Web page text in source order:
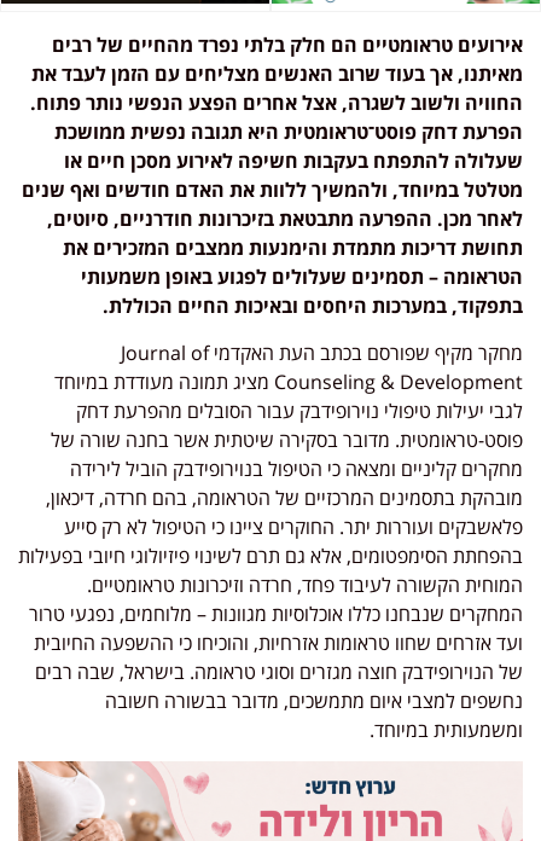
אירועים טראומטיים הם חלק בלתי נפרד מהחיים של רבים
מאיתנו, אך בעוד שרוב האנשים מצליחים עם הזמן לעבד את
החוויה ולשוב לשגרה, אצל אחרים הפצע הנפשי נותר פתוח.
הפרעת דחק פוסט־טראומטית היא תגובה נפשית ממושכת
שעלולה להתפתח בעקבות חשיפה לאירוע מסכן חיים או
מטלטל במיוחד, ולהמשיך ללוות את האדם חודשים ואף שנים
לאחר מכן. ההפרעה מתבטאת בזיכרונות חודרניים, סיוטים,
תחושת דריכות מתמדת והימנעות ממצבים המזכירים את
הטראומה – תסמינים שעלולים לפגוע באופן משמעותי
בתפקוד, במערכות היחסים ובאיכות החיים הכוללת.
מחקר מקיף שפורסם בכתב העת האקדמי Journal of
Counseling & Development מציג תמונה מעודדת במיוחד
לגבי יעילות טיפולי נוירופידבק עבור הסובלים מהפרעת דחק
פוסט-טראומטית. מדובר בסקירה שיטתית אשר בחנה שורה של
מחקרים קליניים ומצאה כי הטיפול בנוירופידבק הוביל לירידה
מובהקת בתסמינים המרכזיים של הטראומה, בהם חרדה, דיכאון,
פלאשבקים ועוררות יתר. החוקרים ציינו כי הטיפול לא רק סייע
בהפחתת הסימפטומים, אלא גם תרם לשינוי פיזיולוגי חיובי בפעילות
המוחית הקשורה לעיבוד פחד, חרדה וזיכרונות טראומטיים.
המחקרים שנבחנו כללו אוכלוסיות מגוונות – מלוחמים, נפגעי טרור
ועד אזרחים שחוו טראומות אזרחיות, והוכיחו כי ההשפעה החיובית
של הנוירופידבק חוצה מגזרים וסוגי טראומה. בישראל, שבה רבים
נחשפים למצבי איום מתמשכים, מדובר בבשורה חשובה
ומשמעותית במיוחד.